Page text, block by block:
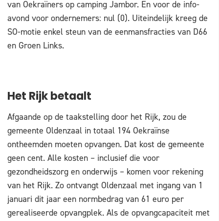
van Oekraïners op camping Jambor. En voor de info-
avond voor ondernemers: nul (0). Uiteindelijk kreeg de
SO-motie enkel steun van de eenmansfracties van D66
en Groen Links.
Het Rijk betaalt
Afgaande op de taakstelling door het Rijk, zou de
gemeente Oldenzaal in totaal 194 Oekraïnse
ontheemden moeten opvangen. Dat kost de gemeente
geen cent. Alle kosten – inclusief die voor
gezondheidszorg en onderwijs – komen voor rekening
van het Rijk. Zo ontvangt Oldenzaal met ingang van 1
januari dit jaar een normbedrag van 61 euro per
gerealiseerde opvangplek. Als de opvangcapaciteit met